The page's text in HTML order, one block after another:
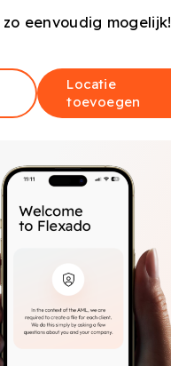
eenvoudig mogelijk!
Locatie
toevoegen